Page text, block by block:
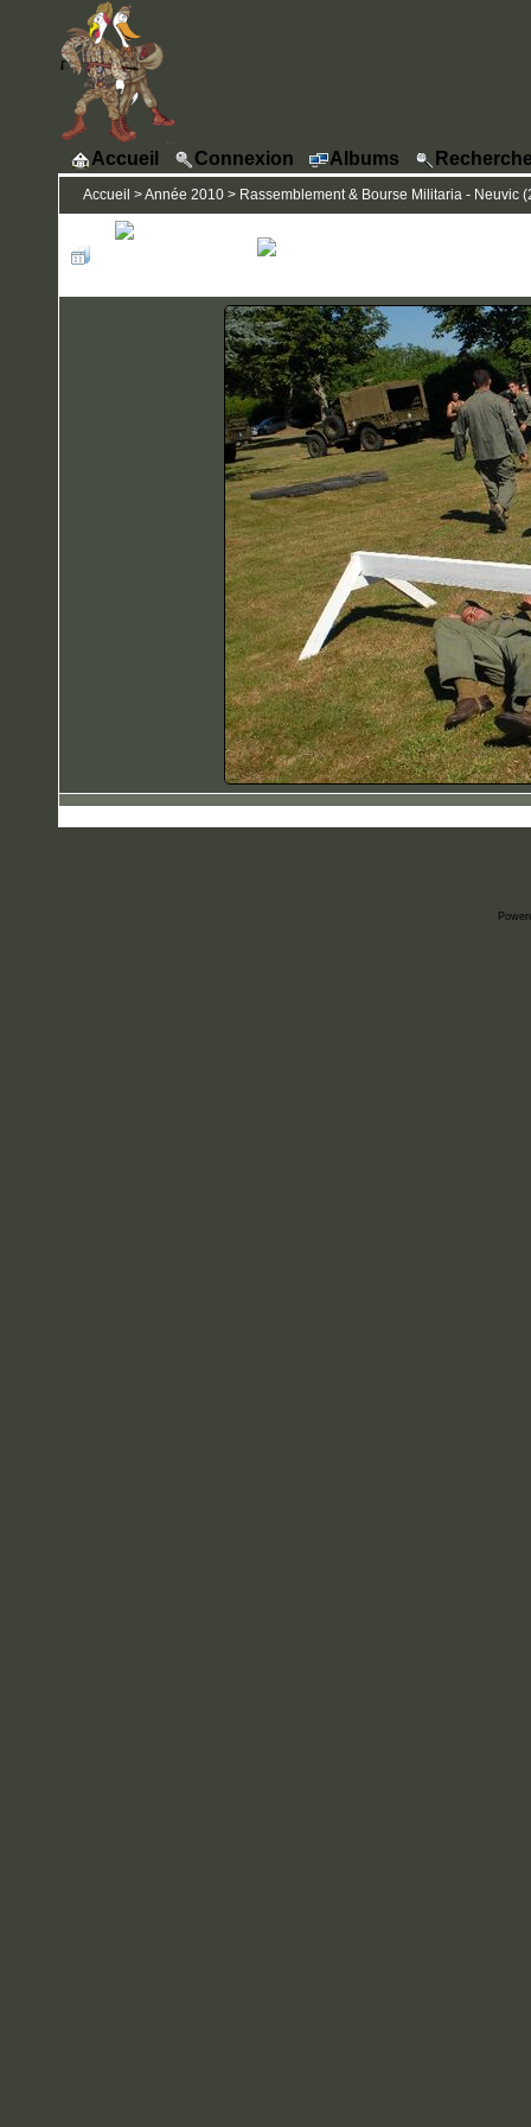
Accueil Connexion Albums
Accueil >Année 2010 > Rassemblement & Bourse Militaria - Neuvic